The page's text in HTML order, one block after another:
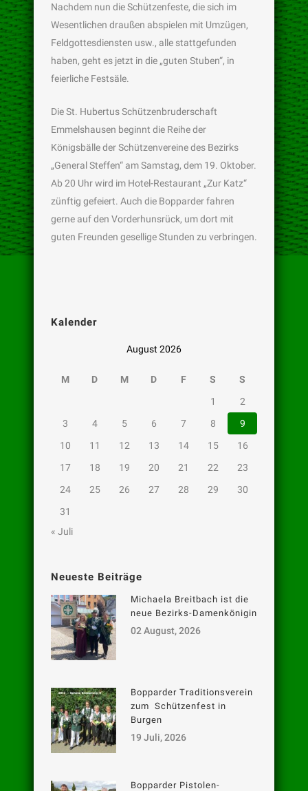
Nachdem nun die Schützenfeste, die sich im
Wesentlichen draußen abspielen mit Umzügen,
Feldgottesdiensten usw., alle stattgefunden
haben, geht es jetzt in die „guten Stuben“, in
feierliche Festsäle.
Die St. Hubertus Schützenbruderschaft
Emmelshausen beginnt die Reihe der
Königsbälle der Schützenvereine des Bezirks
„General Steffen“ am Samstag, dem 19. Oktober.
Ab 20 Uhr wird im Hotel-Restaurant „Zur Katz“
zünftig gefeiert. Auch die Bopparder fahren
gerne auf den Vorderhunsrück, um dort mit
guten Freunden gesellige Stunden zu verbringen.
Kalender
August 2026
M D M D F S
S
1
2
3
4 5 6 7 8
9
10
11 12 13 14 15
16
17
18 19 20 21 22
23
24
25 26 27 28 29
30
31
« Juli
Neueste Beiträge
Michaela Breitbach ist die
neue Bezirks-Damenkönigin
02 August, 2026
Bopparder Traditionsverein
zum Schützenfest in
Burgen
19 Juli, 2026
Bopparder Pistolen-